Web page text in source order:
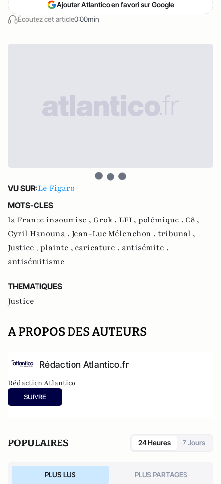
Écoutez cet article0:00min
Ajouter Atlantico en favori sur Google
VU SUR:Le Figaro
MOTS-CLES
la France insoumise , Grok , LFI , polémique , C8 ,
Cyril Hanouna , Jean-Luc Mélenchon , tribunal ,
Justice , plainte , caricature , antisémite ,
antisémitisme
THEMATIQUES
Justice
A PROPOS DES AUTEURS
Rédaction Atlantico.fr
Rédaction Atlantico
SUIVRE
POPULAIRES 24 Heures 7 Jours
PLUS LUS PLUS PARTAGES